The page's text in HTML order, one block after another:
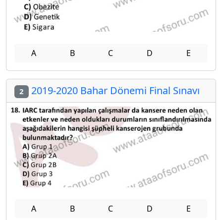
A B C D E
2 2019-2020 Bahar Dönemi Final Sınavı
A B C D E